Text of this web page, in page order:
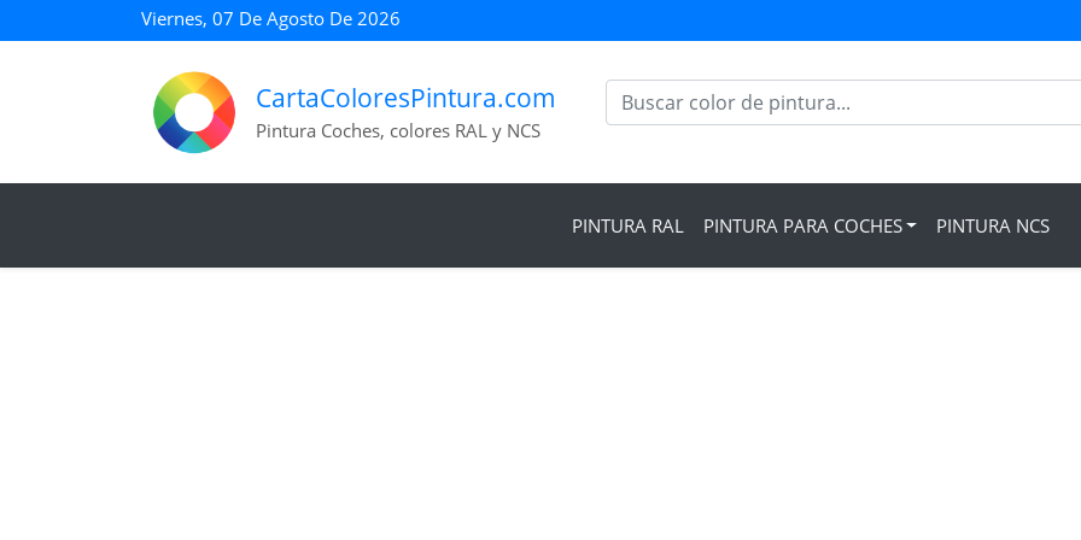
Viernes, 07 De Agosto De 2026
CartaColoresPintura.com
Pintura Coches, colores RAL y NCS
PINTURA RAL PINTURA PARA COCHES PINTURA NCS